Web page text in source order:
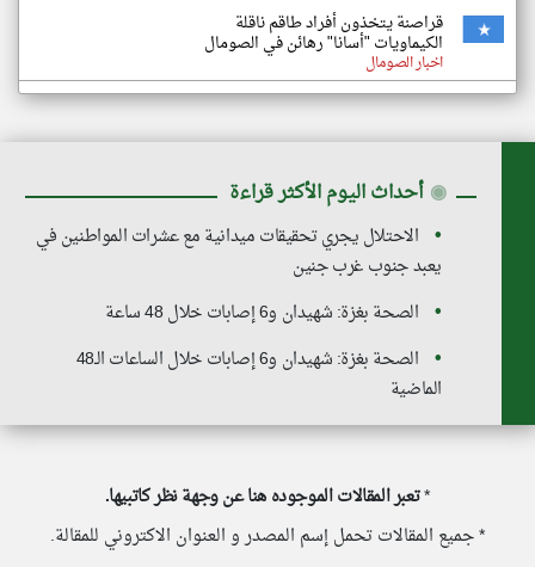
قراصنة يتخذون أفراد طاقم ناقلة
الكيماويات "أسانا" رهائن في الصومال
اخبار الصومال
◉ أحداث اليوم الأكثر قراءة
الاحتلال يجري تحقيقات ميدانية مع عشرات المواطنين في
يعبد جنوب غرب جنين
الصحة بغزة: شهيدان و6 إصابات خلال 48 ساعة
الصحة بغزة: شهيدان و6 إصابات خلال الساعات الـ48
الماضية
*تعبر المقالات الموجوده هنا عن وجهة نظر كاتبيها.
* جميع المقالات تحمل إسم المصدر و العنوان الاكتروني للمقالة.